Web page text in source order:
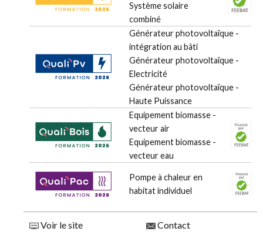
Système solaire
combiné
Générateur photovoltaïque -
intégration au bâti
Générateur photovoltaïque -
Electricité
Générateur photovoltaïque -
Haute Puissance
Equipement biomasse -
vecteur air
Equipement biomasse -
vecteur eau
Pompe à chaleur en
habitat individuel
Voir le site Contact